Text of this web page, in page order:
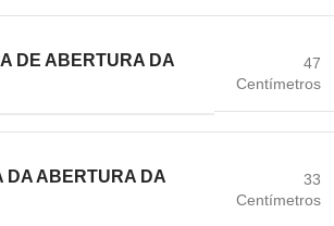
DE ABERTURA DA
47
Centímetros
DA ABERTURA DA
33
Centímetros